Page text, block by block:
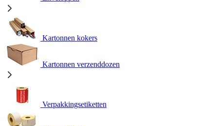
Kartonnen kokers
Kartonnen verzenddozen
Verpakkingsetiketten